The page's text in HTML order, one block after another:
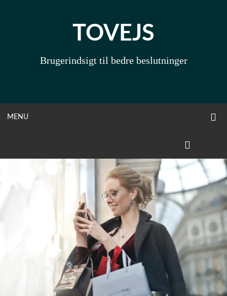
TOVEJS
Brugerindsigt til bedre beslutninger
MENUOPEN